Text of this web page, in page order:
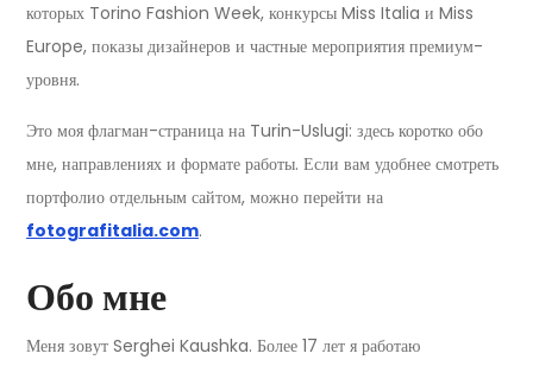
которых Torino Fashion Week, конкурсы Miss Italia и Miss
Europe, показы дизайнеров и частные мероприятия премиум-
уровня.
Это моя флагман-страница на Turin-Uslugi: здесь коротко обо
мне, направлениях и формате работы. Если вам удобнее смотреть
портфолио отдельным сайтом, можно перейти на
fotografitalia.com.
Обо мне
Меня зовут Serghei Kaushka. Более 17 лет я работаю